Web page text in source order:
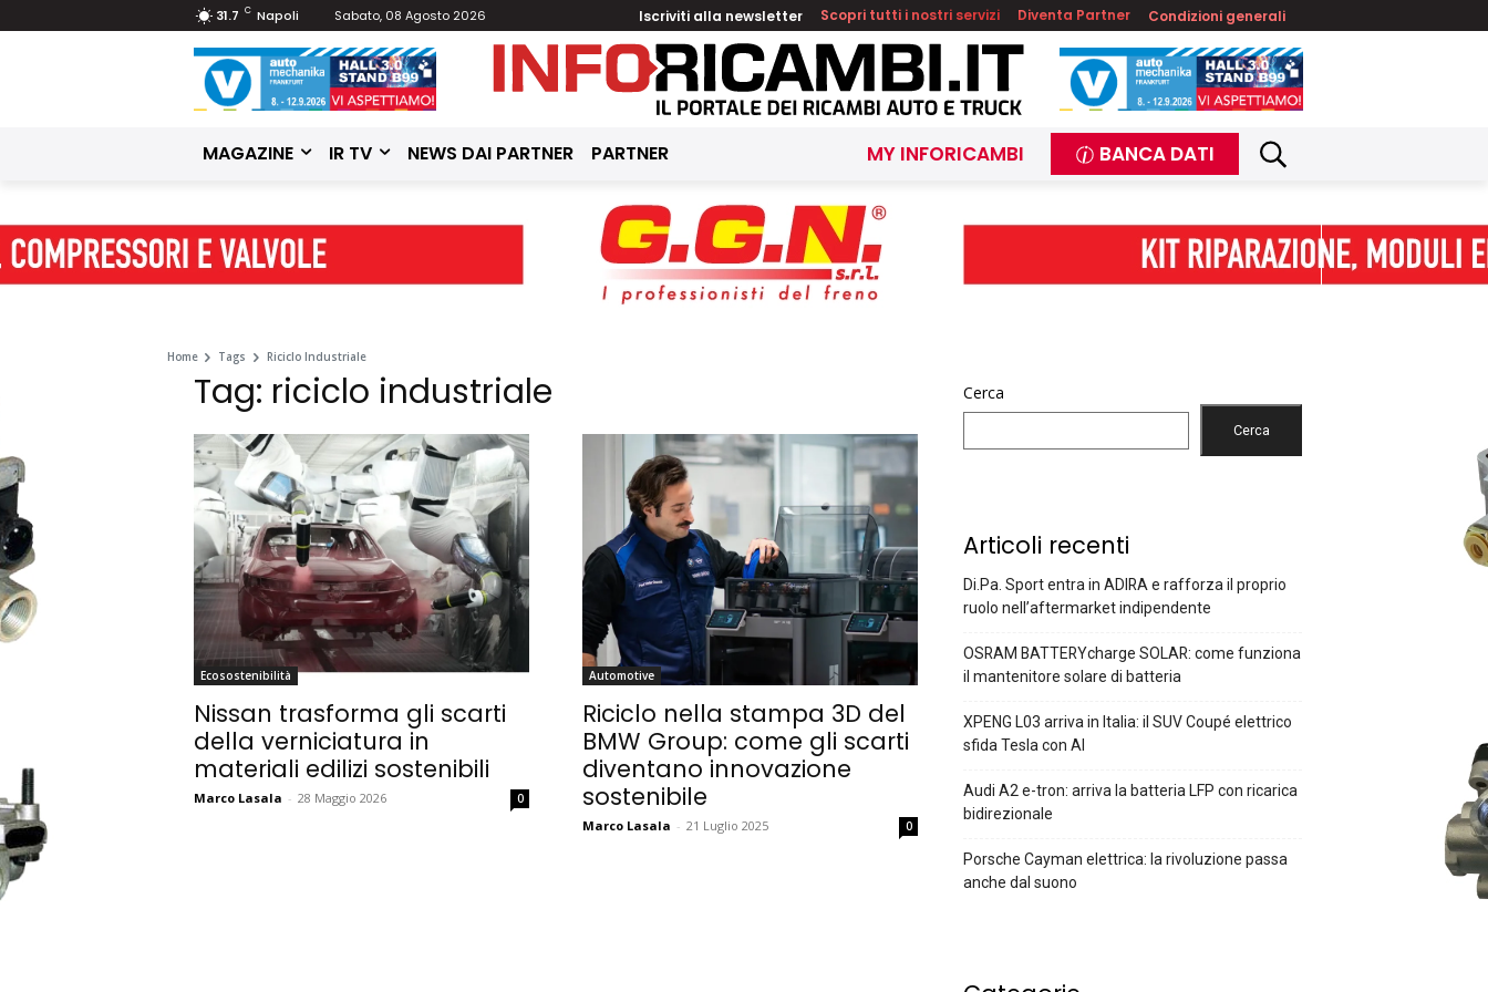
31.7 C Napoli Sabato, 08 Agosto 2026 Iscriviti alla newsletter Scopri tutti i nostri servizi Diventa Partner Condizioni generali
MAGAZINE IR TV NEWS DAI PARTNER PARTNER MY INFORICAMBI BANCA DATI
Home Tags Riciclo Industriale
Tag: riciclo industriale
Ecosostenibilità
Nissan trasforma gli scarti
della verniciatura in
materiali edilizi sostenibili
Marco Lasala - 28 Maggio 2026 0
Automotive
Riciclo nella stampa 3D del
BMW Group: come gli scarti
diventano innovazione
sostenibile
Marco Lasala - 21 Luglio 2025 0
Cerca
Cerca
Articoli recenti
Di.Pa. Sport entra in ADIRA e rafforza il proprio
ruolo nell’aftermarket indipendente
OSRAM BATTERYcharge SOLAR: come funziona
il mantenitore solare di batteria
XPENG L03 arriva in Italia: il SUV Coupé elettrico
sfida Tesla con AI
Audi A2 e-tron: arriva la batteria LFP con ricarica
bidirezionale
Porsche Cayman elettrica: la rivoluzione passa
anche dal suono